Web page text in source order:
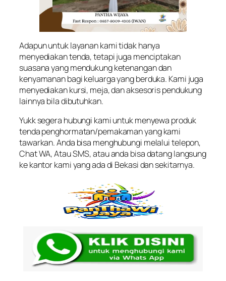
Adapun untuk layanan kami tidak hanya
menyediakan tenda, tetapi juga menciptakan
suasana yang mendukung ketenangan dan
kenyamanan bagi keluarga yang berduka. Kami juga
menyediakan kursi, meja, dan aksesoris pendukung
lainnya bila dibutuhkan.
Yukk segera hubungi kami untuk menyewa produk
tenda penghormatan/pemakaman yang kami
tawarkan. Anda bisa menghubungi melalui telepon,
Chat WA, Atau SMS, atau anda bisa datang langsung
ke kantor kami yang ada di Bekasi dan sekitarnya.